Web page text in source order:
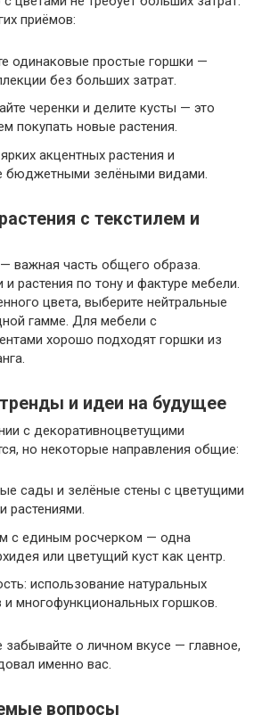
приёмов:
одинаковые простые горшки —
без больших затрат.
черенки и делите кусты — это
покупать новые растения.
акцентных растения и
бюджетными зелёными видами.
с текстилем и
важная часть общего образа.
растения по тону и фактуре мебели.
цвета, выберите нейтральные
гамме. Для мебели с
хорошо подходят горшки из
и идеи на будущее
с декоративноцветущими
но некоторые направления общие:
сады и зелёные стены с цветущими
растениями.
с единым росчерком — одна
или цветущий куст как центр.
использование натуральных
и многофункциональных горшков.
о личном вкусе — главное,
именно вас.
вопросы